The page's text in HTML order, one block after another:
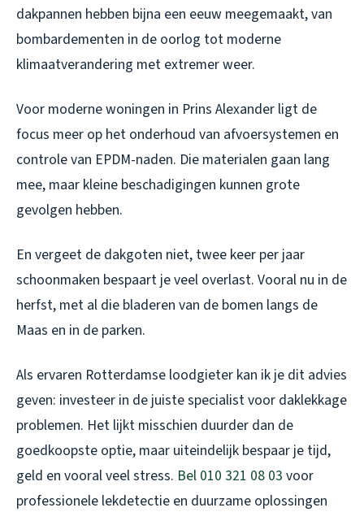
dakpannen hebben bijna een eeuw meegemaakt, van
bombardementen in de oorlog tot moderne
klimaatverandering met extremer weer.
Voor moderne woningen in Prins Alexander ligt de
focus meer op het onderhoud van afvoersystemen en
controle van EPDM-naden. Die materialen gaan lang
mee, maar kleine beschadigingen kunnen grote
gevolgen hebben.
En vergeet de dakgoten niet, twee keer per jaar
schoonmaken bespaart je veel overlast. Vooral nu in de
herfst, met al die bladeren van de bomen langs de
Maas en in de parken.
Als ervaren Rotterdamse loodgieter kan ik je dit advies
geven: investeer in de juiste specialist voor daklekkage
problemen. Het lijkt misschien duurder dan de
goedkoopste optie, maar uiteindelijk bespaar je tijd,
geld en vooral veel stress. Bel 010 321 08 03 voor
professionele lekdetectie en duurzame oplossingen